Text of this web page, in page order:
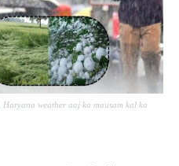
weather aaj ka mausam kal ka